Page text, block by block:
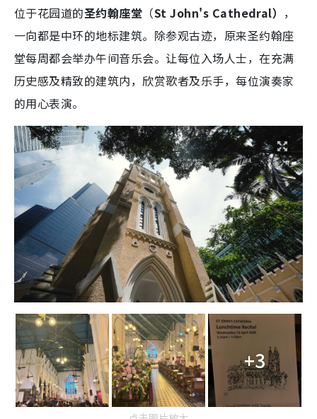
位于花园道的圣约翰座堂 （St John's Cathedral） ，
一向都是中环的地标建筑。除参观古迹，原来圣约翰座
堂每周都会举办午间音乐会。让每位入场人士，在充满
历史感及精致的建筑内，欣赏歌者及乐手，每位演奏家
的用心表演。
+3